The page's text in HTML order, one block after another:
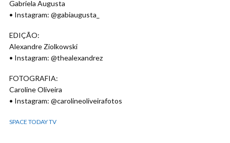
Gabriela Augusta
• Instagram: @gabiaugusta_
EDIÇÃO:
Alexandre Ziolkowski
• Instagram: @thealexandrez
FOTOGRAFIA:
Caroline Oliveira
• Instagram: @carolineoliveirafotos
SPACE TODAY TV